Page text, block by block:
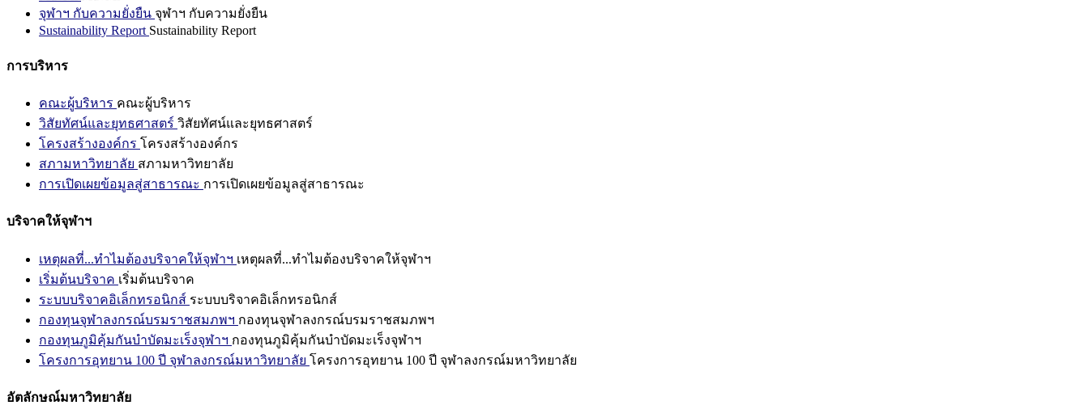
จุฬาฯ กับความยั่งยืน จุฬาฯ กับความยั่งยืน
Sustainability Report Sustainability Report
การบริหาร
คณะผู้บริหาร คณะผู้บริหาร
วิสัยทัศน์และยุทธศาสตร์ วิสัยทัศน์และยุทธศาสตร์
โครงสร้างองค์กร โครงสร้างองค์กร
สภามหาวิทยาลัย สภามหาวิทยาลัย
การเปิดเผยข้อมูลสู่สาธารณะ การเปิดเผยข้อมูลสู่สาธารณะ
บริจาคให้จุฬาฯ
เหตุผลที่...ทำไมต้องบริจาคให้จุฬาฯ เหตุผลที่...ทำไมต้องบริจาคให้จุฬาฯ
เริ่มต้นบริจาค เริ่มต้นบริจาค
ระบบบริจาคอิเล็กทรอนิกส์ ระบบบริจาคอิเล็กทรอนิกส์
กองทุนจุฬาลงกรณ์บรมราชสมภพฯ กองทุนจุฬาลงกรณ์บรมราชสมภพฯ
กองทุนภูมิคุ้มกันบำบัดมะเร็งจุฬาฯ กองทุนภูมิคุ้มกันบำบัดมะเร็งจุฬาฯ
โครงการอุทยาน 100 ปี จุฬาลงกรณ์มหาวิทยาลัย โครงการอุทยาน 100 ปี จุฬาลงกรณ์มหาวิทยาลัย
อัตลักษณ์มหาวิทยาลัย